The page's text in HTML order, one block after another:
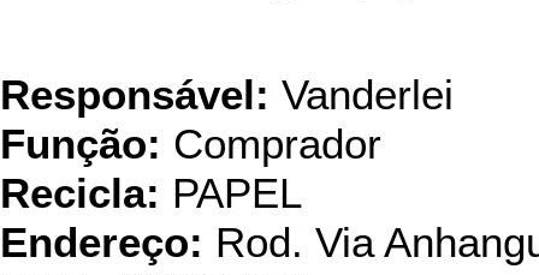
Responsável: Vanderlei
Função: Comprador
Recicla: PAPEL
Endereço: Rod. Via